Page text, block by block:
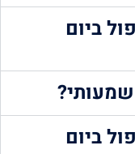
ביום
ביום